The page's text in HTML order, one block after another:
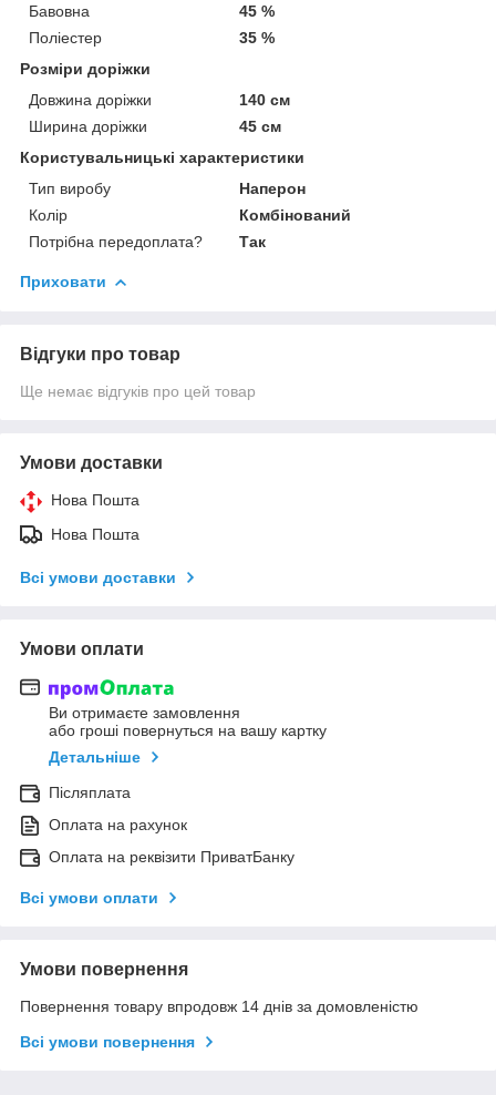
Бавовна
45 %
Поліестер
35 %
Розміри доріжки
Довжина доріжки
140 см
Ширина доріжки
45 см
Користувальницькі характеристики
Тип виробу
Наперон
Колір
Комбінований
Потрібна передоплата?
Так
Приховати
Відгуки про товар
Ще немає відгуків про цей товар
Умови доставки
Нова Пошта
Нова Пошта
Всі умови доставки
Умови оплати
Ви отримаєте замовлення
або гроші повернуться на вашу картку
Детальніше
Післяплата
Оплата на рахунок
Оплата на реквізити ПриватБанку
Всі умови оплати
Умови повернення
Повернення товару впродовж 14 днів за домовленістю
Всі умови повернення